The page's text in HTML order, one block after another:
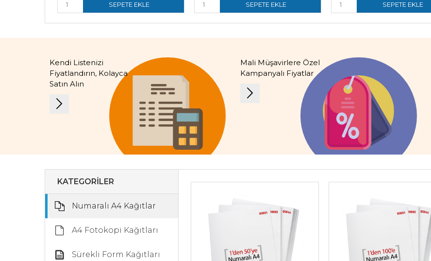
SEPETE EKLE SEPETE EKLE SEPETE EKLE
Kendi Listenizi
Fiyatlandırın, Kolayca
Satın Alın
Mali Müşavirlere Özel
Kampanyalı Fiyatlar
KATEGORİLER
Numaralı A4 Kağıtlar
A4 Fotokopi Kağıtları
Sürekli Form Kağıtları